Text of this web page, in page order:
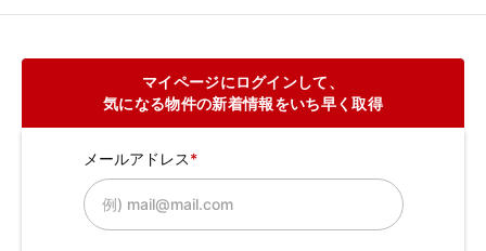
マイページにログインして、
気になる物件の新着情報をいち早く取得
メールアドレス